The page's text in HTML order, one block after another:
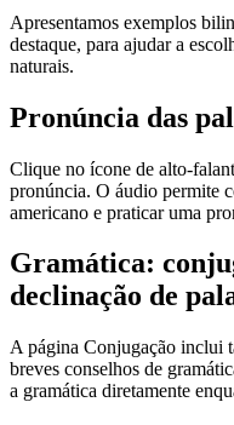
Apresentamos exemplos
destaque, para ajudar a
naturais.
Pronúncia das
Clique no ícone de alto-
pronúncia. O áudio permite
americano e praticar uma
Gramática:
declinação de
A página Conjugação inclui
breves conselhos de
a gramática diretamente